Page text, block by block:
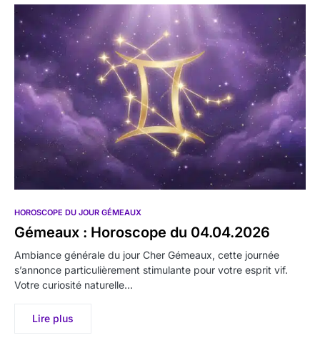
HOROSCOPE DU JOUR GÉMEAUX
Gémeaux : Horoscope du 04.04.2026
Ambiance générale du jour Cher Gémeaux, cette journée
s’annonce particulièrement stimulante pour votre esprit vif.
Votre curiosité naturelle…
Lire plus